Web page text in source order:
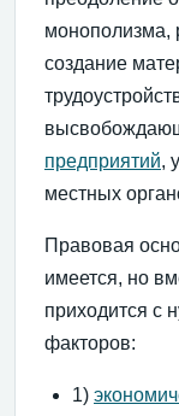
монополизма,
создание
предприятий,
местных
Правовая
имеется, но
приходится с
факторов:
1)